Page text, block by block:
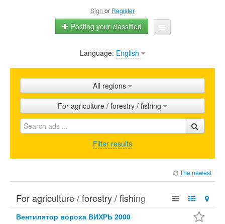
Sign or Register
Posting your classified
Home
Shops
Promotion
FAQ
Language: English
All regions
For agriculture / forestry / fishing
Filter results
The newest
For agriculture / forestry / fishing
Вентилятор вороха ВИХРЬ 2000